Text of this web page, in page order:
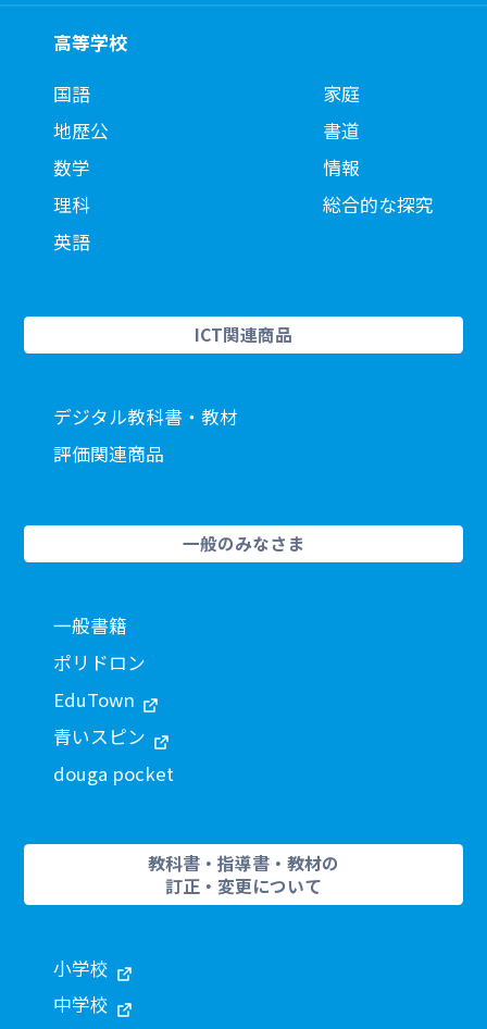
高等学校
国語
地歴公
数学
理科
英語
家庭
書道
情報
総合的な探究
ICT関連商品
デジタル教科書・教材
評価関連商品
一般のみなさま
一般書籍
ポリドロン
EduTown
青いスピン
douga pocket
教科書・指導書・教材の
訂正・変更について
小学校
中学校